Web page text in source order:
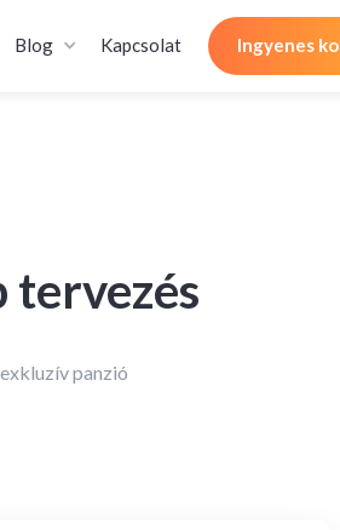
Blog Kapcsolat Ingyenes
tervezés
panzió